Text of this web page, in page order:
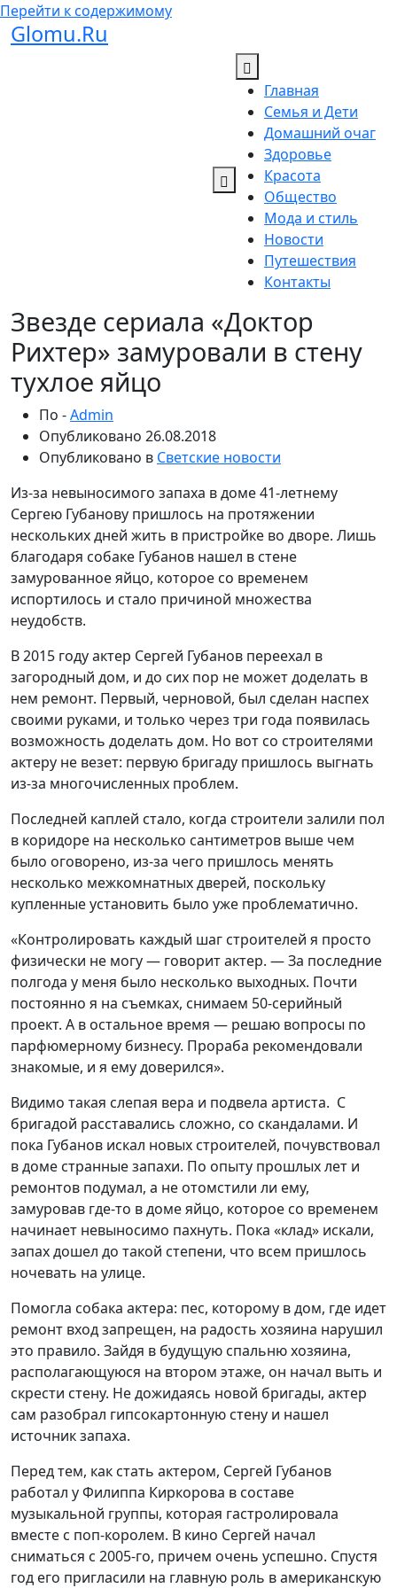
Перейти к содержимому
Glomu.Ru
Главная
Семья и Дети
Домашний очаг
Здоровье
Красота
Общество
Мода и стиль
Новости
Путешествия
Контакты
Звезде сериала «Доктор
Рихтер» замуровали в стену
тухлое яйцо
По -Admin
Опубликовано 26.08.2018
Опубликовано в Светские новости
Из-за невыносимого запаха в доме 41-летнему
Сергею Губанову пришлось на протяжении
нескольких дней жить в пристройке во дворе. Лишь
благодаря собаке Губанов нашел в стене
замурованное яйцо, которое со временем
испортилось и стало причиной множества
неудобств.
В 2015 году актер Сергей Губанов переехал в
загородный дом, и до сих пор не может доделать в
нем ремонт. Первый, черновой, был сделан наспех
своими руками, и только через три года появилась
возможность доделать дом. Но вот со строителями
актеру не везет: первую бригаду пришлось выгнать
из-за многочисленных проблем.
Последней каплей стало, когда строители залили пол
в коридоре на несколько сантиметров выше чем
было оговорено, из-за чего пришлось менять
несколько межкомнатных дверей, поскольку
купленные установить было уже проблематично.
«Контролировать каждый шаг строителей я просто
физически не могу — говорит актер. — За последние
полгода у меня было несколько выходных. Почти
постоянно я на съемках, снимаем 50-серийный
проект. А в остальное время — решаю вопросы по
парфюмерному бизнесу. Прораба рекомендовали
знакомые, и я ему доверился».
Видимо такая слепая вера и подвела артиста. С
бригадой расставались сложно, со скандалами. И
пока Губанов искал новых строителей, почувствовал
в доме странные запахи. По опыту прошлых лет и
ремонтов подумал, а не отомстили ли ему,
замуровав где-то в доме яйцо, которое со временем
начинает невыносимо пахнуть. Пока «клад» искали,
запах дошел до такой степени, что всем пришлось
ночевать на улице.
Помогла собака актера: пес, которому в дом, где идет
ремонт вход запрещен, на радость хозяина нарушил
это правило. Зайдя в будущую спальню хозяина,
располагающуюся на втором этаже, он начал выть и
скрести стену. Не дожидаясь новой бригады, актер
сам разобрал гипсокартонную стену и нашел
источник запаха.
Перед тем, как стать актером, Сергей Губанов
работал у Филиппа Киркорова в составе
музыкальной группы, которая гастролировала
вместе с поп-королем. В кино Сергей начал
сниматься с 2005-го, причем очень успешно. Спустя
год его пригласили на главную роль в американскую